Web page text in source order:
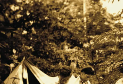
Ga
naar
de
inhoud